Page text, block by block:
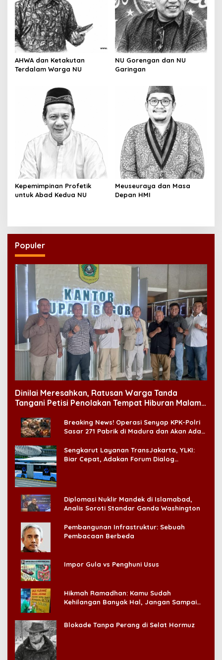
AHWA dan Ketakutan
Terdalam Warga NU
NU Gorengan dan NU
Garingan
Kepemimpinan Profetik
untuk Abad Kedua NU
Meuseuraya dan Masa
Depan HMI
Populer
Dinilai Meresahkan, Ratusan Warga Tanda
Tangani Petisi Penolakan Tempat Hiburan Malam
Breaking News! Operasi Senyap KPK-Polri
Sasar 271 Pabrik di Madura dan Akan Ada
Sengkarut Layanan TransJakarta, YLKI:
Biar Cepat, Adakan Forum Dialog
Diplomasi Nuklir Mandek di Islamabad,
Analis Soroti Standar Ganda Washington
Pembangunan Infrastruktur: Sebuah
Pembacaan Berbeda
Impor Gula vs Penghuni Usus
Hikmah Ramadhan: Kamu Sudah
Kehilangan Banyak Hal, Jangan Sampai
Blokade Tanpa Perang di Selat Hormuz